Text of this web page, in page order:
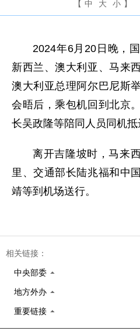
【 中 大 小 】
2024年6月20日晚，
新西兰、澳大利亚、马来
澳大利亚总理阿尔巴尼斯
会晤后，乘包机回到北京
长吴政隆等陪同人员同机抵
离开吉隆坡时，马来
里、交通部长陆兆福和中
靖等到机场送行。
相关链接：
中央部委
地方外办
重要链接